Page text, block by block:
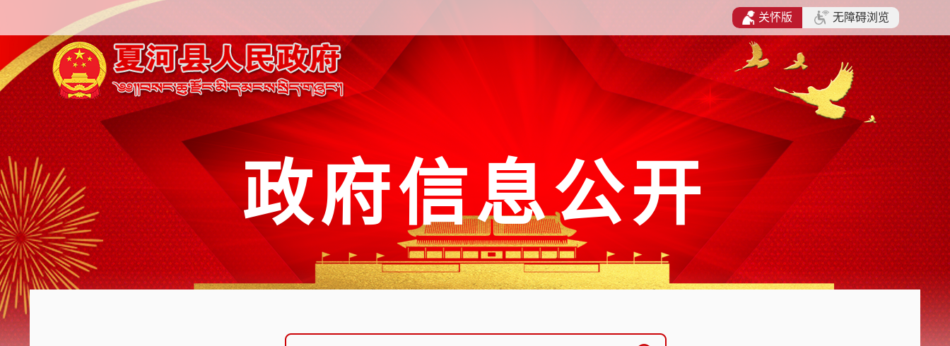
政府信息公开
关怀版 无障碍浏览